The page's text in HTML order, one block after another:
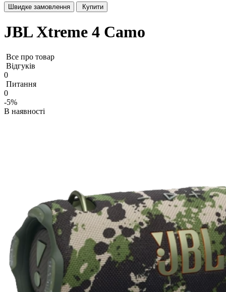
Швидке замовлення Купити
JBL Xtreme 4 Camo
Все про товар
Відгуків
0
Питання
0
-5%
В наявності